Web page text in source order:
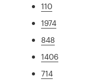
110
1974
848
1406
714